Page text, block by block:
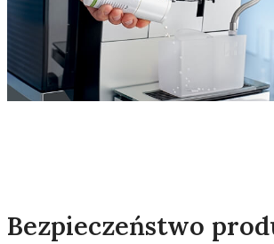
Bezpieczeństwo